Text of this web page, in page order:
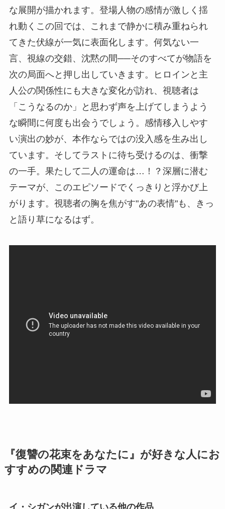
な展開が描かれます。登場人物の感情が激しく揺
れ動くこの回では、これまで静かに積み重ねられ
てきた伏線が一気に表面化します。何気ない一
言、視線の交錯、沈黙の間──そのすべてが物語を
次の局面へと押し出していきます。ヒロインと主
人公の関係性にも大きな変化が訪れ、視聴者は
「こうなるのか」と思わず声を上げてしまうよう
な瞬間に何度も出会うでしょう。感情移入しやす
い演出の妙が、本作ならではの没入感を生み出し
ています。そしてラストに待ち受けるのは、衝撃
の一手。果たして二人の運命は…！？深層に潜む
テーマが、このエピソードでくっきりと浮かび上
がります。視聴者の胸を焦がす"あの表情"も、きっ
と語り草になるはず。
『復讐の花束をあなたに』が好きな人にお
すすめの関連ドラマ